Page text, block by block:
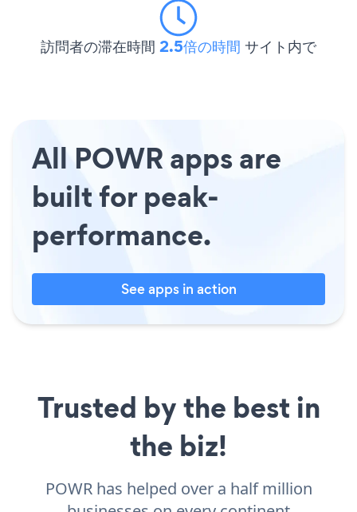
訪問者の滞在時間 2.5倍の時間 サイト内で
All POWR apps are
built for peak-
performance.
See apps in action
Trusted by the best in
the biz!
POWR has helped over a half million